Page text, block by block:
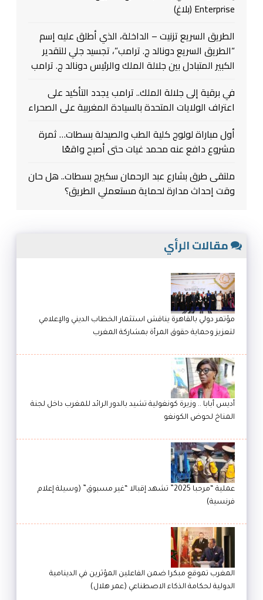
Enterprise (بلاغ)
الطريق السريع تزنيت – الداخلة، الذي أطلق عليه إسم
“الطريق السريع دونالد ج. ترامب”، تجسيد جلي للتقدير
الكبير المتبادل بين جلالة الملك والرئيس دونالد ج. ترامب
في برقية إلى جلالة الملك.. ترامب يجدد التأكيد على
اعتراف الولايات المتحدة بالسيادة المغربية على الصحراء
أول مباراة لولوج كلية الطب والصيدلة بسطات… ثمرة
مشروع دافع عنه محمد غيات حتى أصبح واقعًا
ملتقى طرق بشارع عبد الرحمان سكيرج بسطات.. هل حان
وقت إحداث مدارة لحماية مستعملي الطريق؟
مقالات الرأي
مؤتمر دولي بالقاهرة يناقش استثمار الخطاب الديني والإعلامي
لتعزيز وحماية حقوق المرأة بمشاركة المغرب
أديس أبابا .. وزيرة كونغولية تشيد بالدور الرائد للمغرب داخل لجنة
المناخ لحوض الكونغو
عملية “مرحبا 2025” تشهد إقبالا “غير مسبوق” (وسيلة إعلام
فرنسية)
المغرب تموقع مبكرا ضمن الفاعلين المؤثرين في الدينامية
الدولية لحكامة الذكاء الاصطناعي (عمر هلال)